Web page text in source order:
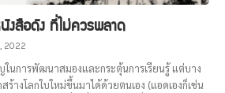
งสือดัง ที่ไม่ควรพลาด
2022
นการพัฒนาสมองและกระตุ้นการเรียนรู้ แต่บาง
ร้างโลกใบใหม่ขึ้นมาได้ด้วยตนเอง (แอดเองก็เช่น